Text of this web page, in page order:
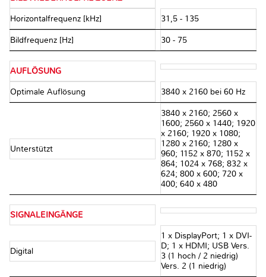
Horizontalfrequenz [kHz] 31,5 - 135
Bildfrequenz [Hz] 30 - 75
AUFLÖSUNG
Optimale Auflösung 3840 x 2160 bei 60 Hz
Unterstützt
3840 x 2160; 2560 x
1600; 2560 x 1440; 1920
x 2160; 1920 x 1080;
1280 x 2160; 1280 x
960; 1152 x 870; 1152 x
864; 1024 x 768; 832 x
624; 800 x 600; 720 x
400; 640 x 480
SIGNALEINGÄNGE
Digital
1 x DisplayPort; 1 x DVI-
D; 1 x HDMI; USB Vers.
3 (1 hoch / 2 niedrig)
Vers. 2 (1 niedrig)